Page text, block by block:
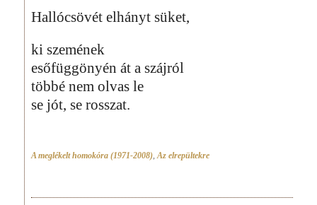
Hallócsövét elhányt süket,
ki szemének
esőfüggönyén át a szájról
többé nem olvas le
se jót, se rosszat.
A meglékelt homokóra (1971-2008),Az elrepültekre